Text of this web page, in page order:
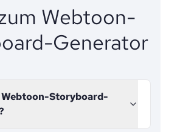
Webtoon-
Generator
Webtoon-Storyboard-